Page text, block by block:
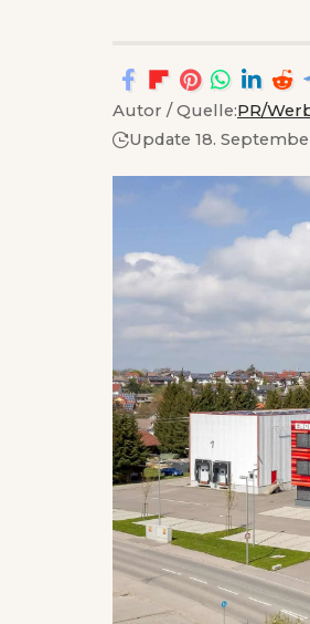
Autor / Quelle:PR/
Update 18.